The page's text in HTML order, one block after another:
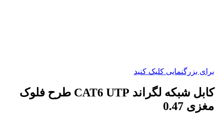
برای بزرگنمایی کلیک کنید
کابل شبکه لگراند CAT6 UTP طرح فلوک
مغزی 0.47